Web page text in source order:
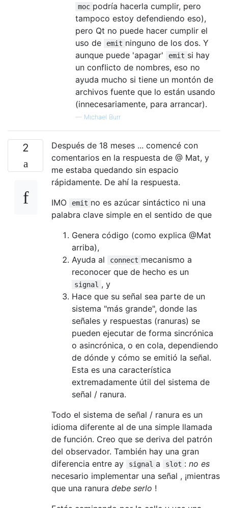
moc podría hacerla cumplir, pero
tampoco estoy defendiendo eso),
pero Qt no puede hacer cumplir el
uso de
emit ninguno de los dos. Y
aunque puede 'apagar'
emit si hay
un conflicto de nombres, eso no
ayuda mucho si tiene un montón de
archivos fuente que lo están usando
(innecesariamente, para arrancar).
— Michael Burr
2
Después de 18 meses ... comencé con
comentarios en la respuesta de @ Mat, y
me estaba quedando sin espacio
rápidamente. De ahí la respuesta.
IMO
emit no es azúcar sintáctico ni una
palabra clave simple en el sentido de que
Genera código (como explica @Mat
arriba),
Ayuda al
connect mecanismo a
reconocer que de hecho es un
signal , y
Hace que su señal sea parte de un
sistema "más grande", donde las
señales y respuestas (ranuras) se
pueden ejecutar de forma sincrónica
o asincrónica, o en cola, dependiendo
de dónde y cómo se emitió la señal.
Esta es una característica
extremadamente útil del sistema de
señal / ranura.
Todo el sistema de señal / ranura es un
idioma diferente al de una simple llamada
de función. Creo que se deriva del patrón
del observador. También hay una gran
diferencia entre ay
signal a slot : no es
necesario implementar una señal , ¡mientras
que una ranura debe serlo !